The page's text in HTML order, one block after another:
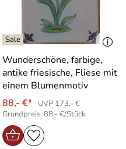
Wunderschöne, farbige,
antike friesische, Fliese mit
einem Blumenmotiv
88,- €*
UVP 173,- €
Grundpreis: 88,- €/Stück